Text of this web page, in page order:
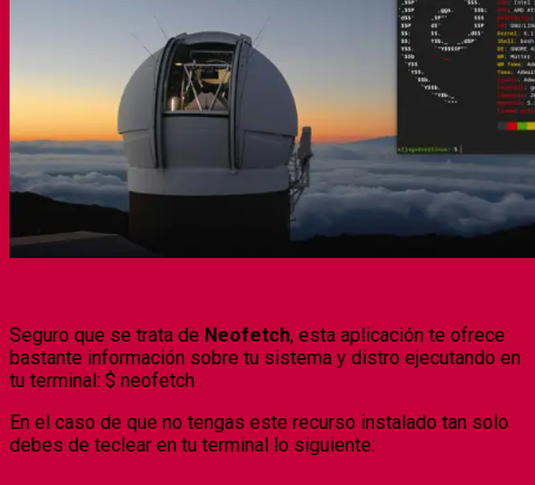
Seguro que se trata de Neofetch, esta aplicación te ofrece
bastante información sobre tu sistema y distro ejecutando en
tu terminal: $ neofetch
En el caso de que no tengas este recurso instalado tan solo
debes de teclear en tu terminal lo siguiente: